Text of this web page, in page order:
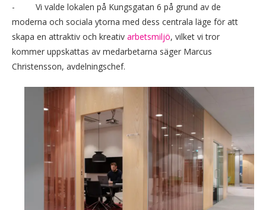
- Vi valde lokalen på Kungsgatan 6 på grund av de
moderna och sociala ytorna med dess centrala läge för att
skapa en attraktiv och kreativ arbetsmiljö, vilket vi tror
kommer uppskattas av medarbetarna säger Marcus
Christensson, avdelningschef.